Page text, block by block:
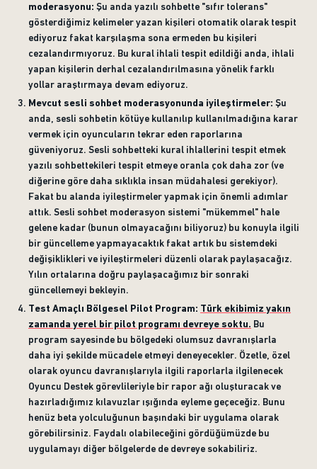
moderasyonu: Şu anda yazılı sohbette "sıfır tolerans"
gösterdiğimiz kelimeler yazan kişileri otomatik olarak tespit
ediyoruz fakat karşılaşma sona ermeden bu kişileri
cezalandırmıyoruz. Bu kural ihlali tespit edildiği anda, ihlali
yapan kişilerin derhal cezalandırılmasına yönelik farklı
yollar araştırmaya devam ediyoruz.
Mevcut sesli sohbet moderasyonunda iyileştirmeler: Şu
anda, sesli sohbetin kötüye kullanılıp kullanılmadığına karar
vermek için oyuncuların tekrar eden raporlarına
güveniyoruz. Sesli sohbetteki kural ihlallerini tespit etmek
yazılı sohbettekileri tespit etmeye oranla çok daha zor (ve
diğerine göre daha sıklıkla insan müdahalesi gerekiyor).
Fakat bu alanda iyileştirmeler yapmak için önemli adımlar
attık. Sesli sohbet moderasyon sistemi "mükemmel" hale
gelene kadar (bunun olmayacağını biliyoruz) bu konuyla ilgili
bir güncelleme yapmayacaktık fakat artık bu sistemdeki
değişiklikleri ve iyileştirmeleri düzenli olarak paylaşacağız.
Yılın ortalarına doğru paylaşacağımız bir sonraki
güncellemeyi bekleyin.
Test Amaçlı Bölgesel Pilot Program: Türk ekibimiz yakın
zamanda yerel bir pilot programı devreye soktu. Bu
program sayesinde bu bölgedeki olumsuz davranışlarla
daha iyi şekilde mücadele etmeyi deneyecekler. Özetle, özel
olarak oyuncu davranışlarıyla ilgili raporlarla ilgilenecek
Oyuncu Destek görevlileriyle bir rapor ağı oluşturacak ve
hazırladığımız kılavuzlar ışığında eyleme geçeceğiz. Bunu
henüz beta yolculuğunun başındaki bir uygulama olarak
görebilirsiniz. Faydalı olabileceğini gördüğümüzde bu
uygulamayı diğer bölgelerde de devreye sokabiliriz.